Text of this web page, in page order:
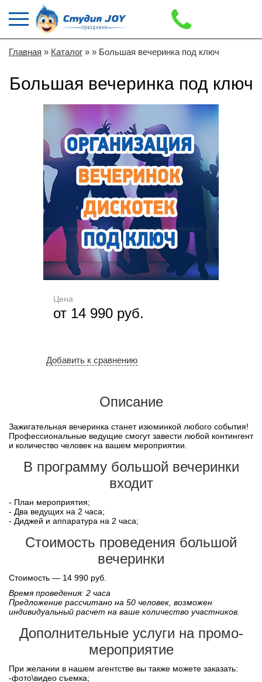
Главная » Каталог » » Большая вечеринка под ключ
Большая вечеринка под ключ
Цена
от 14 990 руб.
Добавить к сравнению
Описание
Зажигательная вечеринка станет изюминкой любого события!
Профессиональные ведущие смогут завести любой контингент
и количество человек на вашем мероприятии.
В программу большой вечеринки
входит
- План мероприятия;
- Два ведущих на 2 часа;
- Диджей и аппаратура на 2 часа;
Стоимость проведения большой
вечеринки
Стоимость — 14 990 руб.
Время проведения: 2 часа
Предложение рассчитано на 50 человек, возможен
индивидуальный расчет на ваше количество участников.
Дополнительные услуги на промо-
мероприятие
При желании в нашем агентстве вы также можете заказать:
-фото\видео съемка;